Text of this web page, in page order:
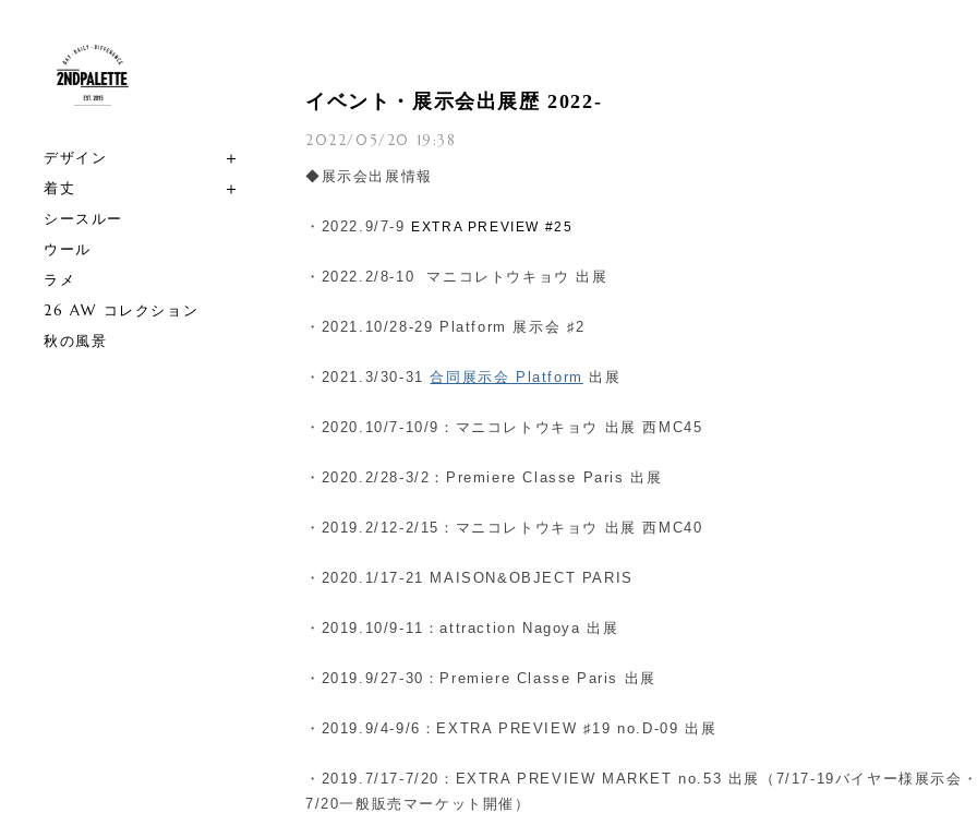
デザイン
着丈
シースルー
ウール
ラメ
26 AW コレクション
秋の風景
イベント・展示会出展歴 2022-
2022/05/20 19:38
◆展示会出展情報
・2022.9/7-9 EXTRA PREVIEW #25
・2022. 2/8-10 マニコレトウキョウ 出展
・2021.10/28-29 Platform 展示会 ♯2
・2021.3/30-31合同展示会 Platform 出展
・2020.10/7-10/9：マニコレトウキョウ 出展 西MC45
・2020.2/28-3/2：Premiere Classe Paris 出展
・2019.2/12-2/15：マニコレトウキョウ 出展 西MC40
・2020.1/17-21 MAISON&OBJECT PARIS
・2019.10/9-11：attraction Nagoya 出展
・2019.9/27-30：Premiere Classe Paris 出展
・2019.9/4-9/6：EXTRA PREVIEW ♯19 no.D-09 出展
・2019.7/17-7/20：EXTRA PREVIEW MARKET no.53 出展（7/17-19バイヤー様展示会
7/20一般販売マーケット開催）